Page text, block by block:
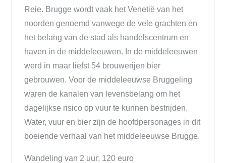
Reie. Brugge wordt vaak het Venetië van het
noorden genoemd vanwege de vele grachten en
het belang van de stad als handelscentrum en
haven in de middeleeuwen. In de middeleeuwen
werd in maar liefst 54 brouwerijen bier
gebrouwen. Voor de middeleeuwse Bruggeling
waren de kanalen van levensbelang om het
dagelijkse risico op vuur te kunnen bestrijden.
Water, vuur en bier zijn de hoofdpersonages in dit
boeiende verhaal van het middeleeuwse Brugge.
Wandeling van 2 uur: 120 euro